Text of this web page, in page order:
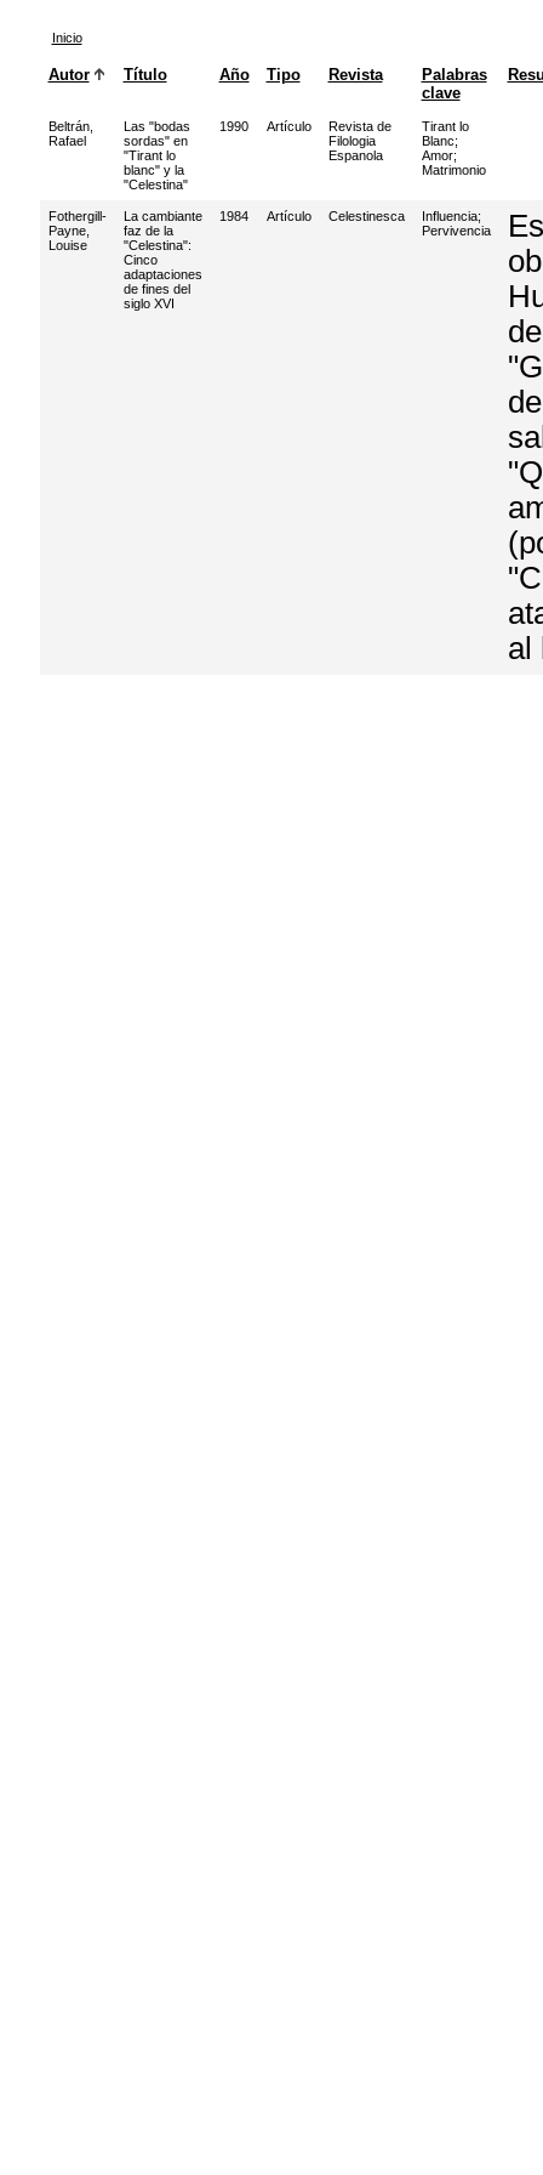
Inicio
Autor Título Año Tipo Revista
Palabras
clave
Beltrán,
Rafael
Las "bodas
sordas" en
"Tirant lo
blanc" y la
"Celestina"
1990 Artículo
Revista de
Filologia
Espanola
Tirant lo
Blanc;
Amor;
Matrimonio
Fothergill-
Payne,
Louise
La cambiante
faz de la
"Celestina":
Cinco
adaptaciones
de fines del
siglo XVI
1984 Artículo Celestinesca Influencia;
Pervivencia
al